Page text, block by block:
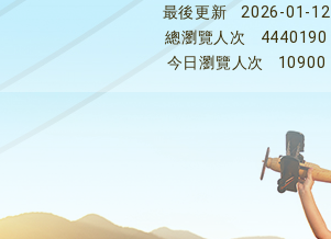
最後更新
2026-01-12
總瀏覽人次
4440190
今日瀏覽人次
10900